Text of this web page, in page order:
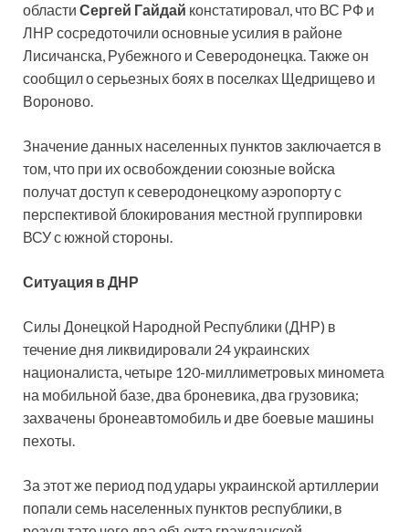
области Сергей Гайдай констатировал, что ВС РФ и
ЛНР сосредоточили основные усилия в районе
Лисичанска, Рубежного и Северодонецка. Также он
сообщил о серьезных боях в поселках Щедрищево и
Вороново.
Значение данных населенных пунктов заключается в
том, что при их освобождении союзные войска
получат доступ к северодонецкому аэропорту с
перспективой блокирования местной группировки
ВСУ с южной стороны.
Ситуация в ДНР
Силы Донецкой Народной Республики (ДНР) в
течение дня ликвидировали 24 украинских
националиста, четыре 120-миллиметровых миномета
на мобильной базе, два броневика, два грузовика;
захвачены бронеавтомобиль и две боевые машины
пехоты.
За этот же период под удары украинской артиллерии
попали семь населенных пунктов республики, в